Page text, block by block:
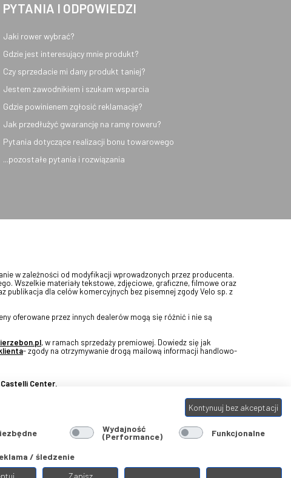
PYTANIA I ODPOWIEDZI
Jaki rower wybrać?
Gdzie jest interesujący mnie produkt?
Czy sprzedacie mi dany produkt taniej?
Jestem zawodnikiem i szukam wsparcia
Gdzie powinienem zgłosić reklamację?
Jak przedłużyć gwarancję na ramę roweru?
Pytania dotyczące realizacji bonu towarowego
...pozostałe pytania i rozwiązania
w zależności od modyfikacji wprowadzonych przez producenta.
Wszelkie materiały tekstowe, zdjęciowe, graficzne, filmowe oraz
publikacja dla celów komercyjnych bez pisemnej zgody Velo sp. z
oferowane przez innych dealerów mogą się różnić i nie są
, w ramach sprzedaży premiowej. Dowiedz się jak
- zgody na otrzymywanie drogą mailową informacji handlowo-
Castelli Center.
Kontynuuj bez akceptacji
Wydajność
(Performance) Funkcjonalne
/ śledzenie
Zapisz